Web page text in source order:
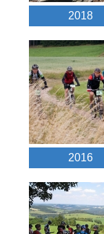
2018
2016